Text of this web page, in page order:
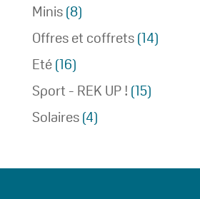
Minis (8)
Offres et coffrets (14)
Eté (16)
Sport - REK UP ! (15)
Solaires (4)